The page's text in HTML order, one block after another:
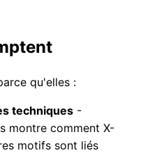
qu'elles :
techniques -
montre comment X-
motifs sont liés